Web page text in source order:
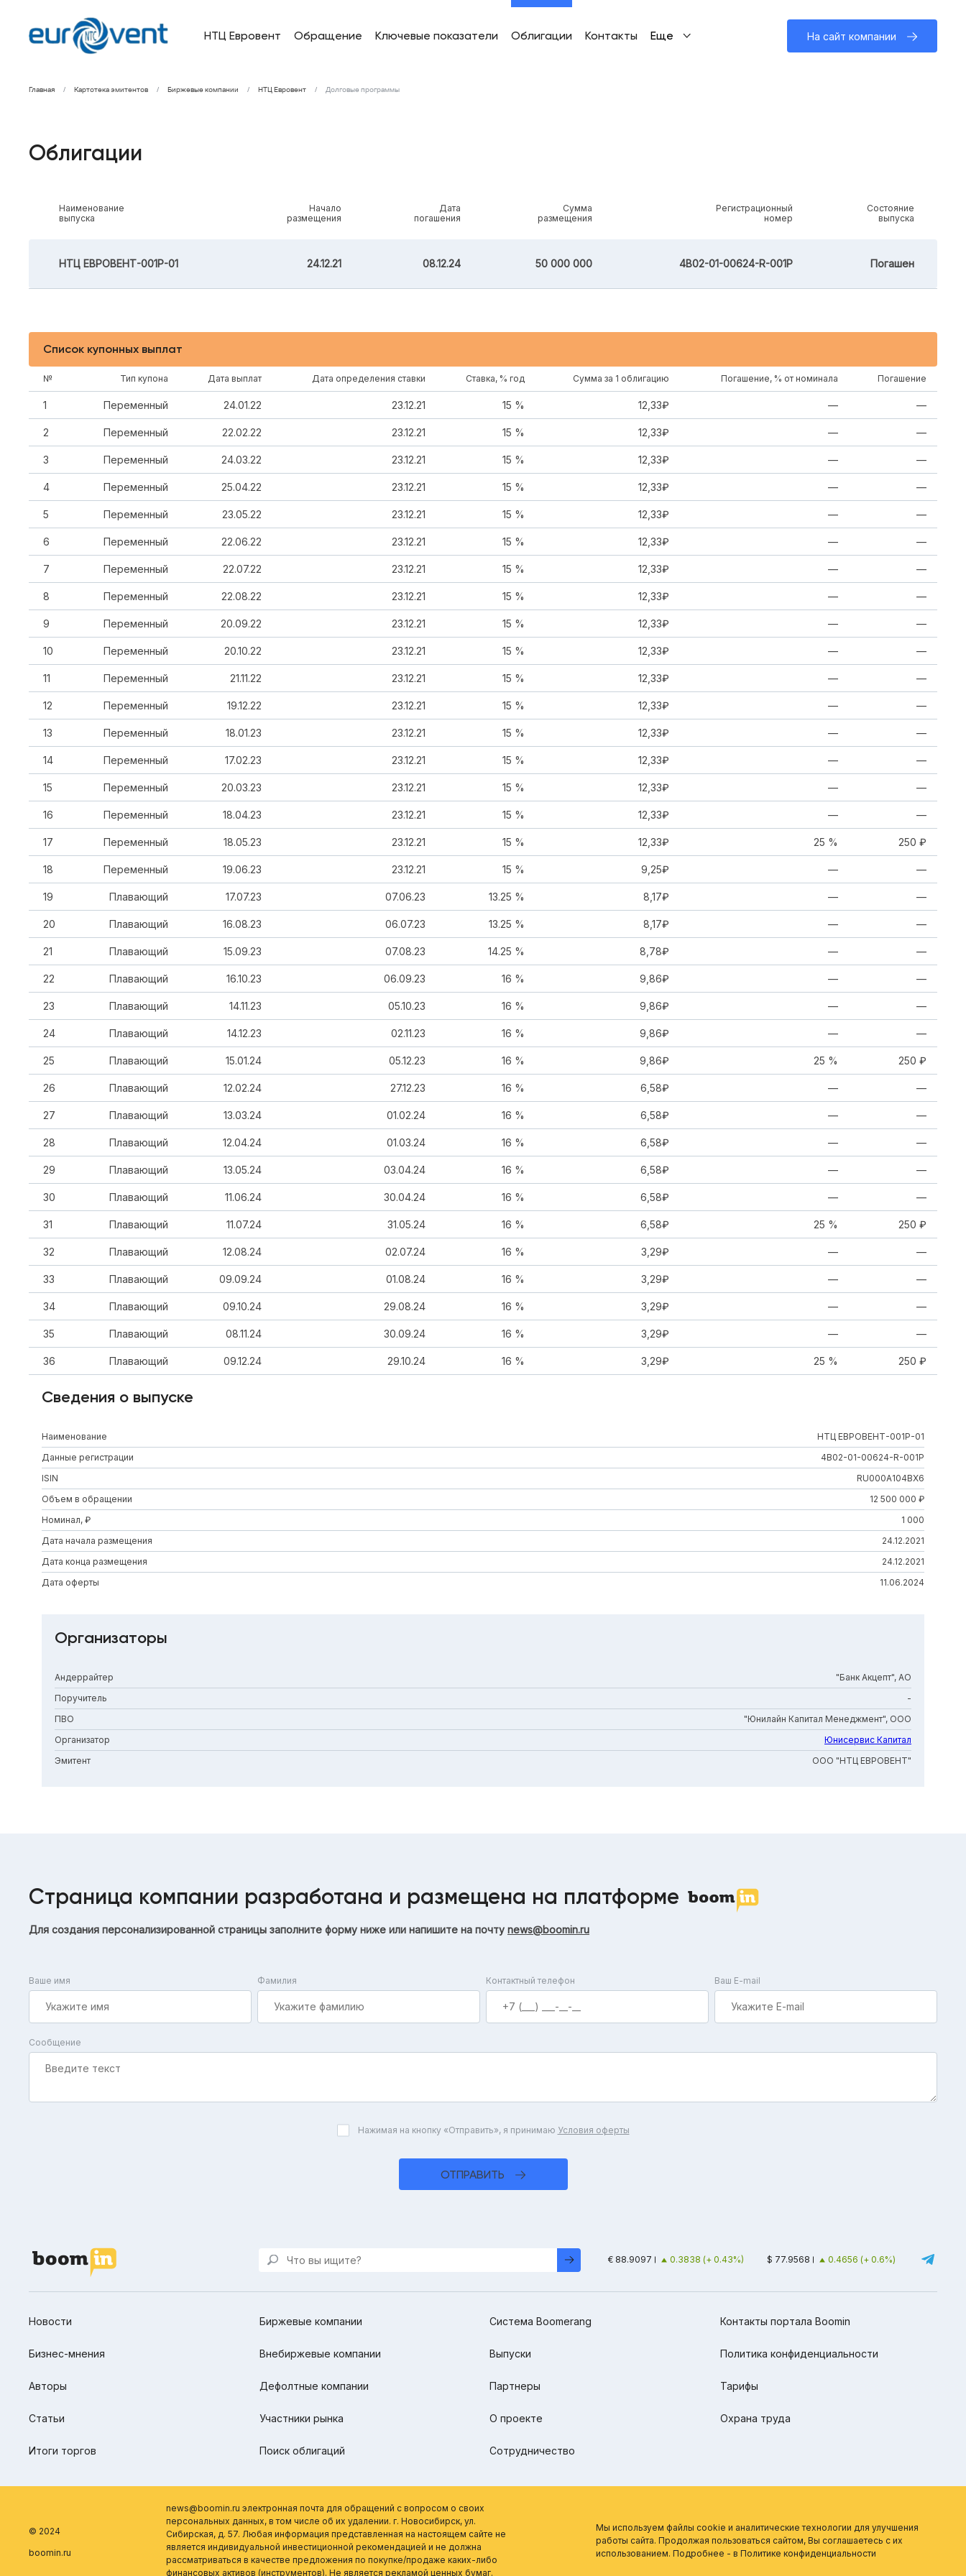
НТЦ Евровент Обращение Ключевые показатели Облигации Контакты Еще На сайт компании
Главная Картотека эмитентов Биржевые компании НТЦ Евровент Долговые программы
Облигации
Наименование
выпуска
Начало
размещения
Дата
погашения
Сумма
размещения
Регистрационный
номер
Состояние
выпуска
НТЦ ЕВРОВЕНТ-001Р-01 24.12.21 08.12.24 50 000 000 4B02-01-00624-R-001P Погашен
Список купонных выплат
№ Тип купона Дата выплат Дата определения ставки Ставка, % год Сумма за 1 облигацию Погашение, % от номинала Погашение
1 Переменный 24.01.22 23.12.21 15 % 12,33₽ — —
2 Переменный 22.02.22 23.12.21 15 % 12,33₽ — —
3 Переменный 24.03.22 23.12.21 15 % 12,33₽ — —
4 Переменный 25.04.22 23.12.21 15 % 12,33₽ — —
5 Переменный 23.05.22 23.12.21 15 % 12,33₽ — —
6 Переменный 22.06.22 23.12.21 15 % 12,33₽ — —
7 Переменный 22.07.22 23.12.21 15 % 12,33₽ — —
8 Переменный 22.08.22 23.12.21 15 % 12,33₽ — —
9 Переменный 20.09.22 23.12.21 15 % 12,33₽ — —
10 Переменный 20.10.22 23.12.21 15 % 12,33₽ — —
11 Переменный 21.11.22 23.12.21 15 % 12,33₽ — —
12 Переменный 19.12.22 23.12.21 15 % 12,33₽ — —
13 Переменный 18.01.23 23.12.21 15 % 12,33₽ — —
14 Переменный 17.02.23 23.12.21 15 % 12,33₽ — —
15 Переменный 20.03.23 23.12.21 15 % 12,33₽ — —
16 Переменный 18.04.23 23.12.21 15 % 12,33₽ — —
17 Переменный 18.05.23 23.12.21 15 % 12,33₽ 25 % 250 ₽
18 Переменный 19.06.23 23.12.21 15 % 9,25₽ — —
19 Плавающий 17.07.23 07.06.23 13.25 % 8,17₽ — —
20 Плавающий 16.08.23 06.07.23 13.25 % 8,17₽ — —
21 Плавающий 15.09.23 07.08.23 14.25 % 8,78₽ — —
22 Плавающий 16.10.23 06.09.23 16 % 9,86₽ — —
23 Плавающий 14.11.23 05.10.23 16 % 9,86₽ — —
24 Плавающий 14.12.23 02.11.23 16 % 9,86₽ — —
25 Плавающий 15.01.24 05.12.23 16 % 9,86₽ 25 % 250 ₽
26 Плавающий 12.02.24 27.12.23 16 % 6,58₽ — —
27 Плавающий 13.03.24 01.02.24 16 % 6,58₽ — —
28 Плавающий 12.04.24 01.03.24 16 % 6,58₽ — —
29 Плавающий 13.05.24 03.04.24 16 % 6,58₽ — —
30 Плавающий 11.06.24 30.04.24 16 % 6,58₽ — —
31 Плавающий 11.07.24 31.05.24 16 % 6,58₽ 25 % 250 ₽
32 Плавающий 12.08.24 02.07.24 16 % 3,29₽ — —
33 Плавающий 09.09.24 01.08.24 16 % 3,29₽ — —
34 Плавающий 09.10.24 29.08.24 16 % 3,29₽ — —
35 Плавающий 08.11.24 30.09.24 16 % 3,29₽ — —
36 Плавающий 09.12.24 29.10.24 16 % 3,29₽ 25 % 250 ₽
Сведения о выпуске
Наименование
НТЦ ЕВРОВЕНТ-001Р-01
Данные регистрации
4B02-01-00624-R-001P
ISIN
RU000A104BX6
Объем в обращении
12 500 000 ₽
Номинал, ₽
1 000
Дата начала размещения
24.12.2021
Дата конца размещения
24.12.2021
Дата оферты
11.06.2024
Организаторы
Андеррайтер
"Банк Акцепт", АО
Поручитель
-
ПВО
"Юнилайн Капитал Менеджмент", ООО
Организатор
Юнисервис Капитал
Эмитент
ООО "НТЦ ЕВРОВЕНТ"
Страница компании разработана и размещена на платформе
Для создания персонализированной страницы заполните форму ниже или напишите на почту news@boomin.ru
Ваше имя Фамилия Контактный телефон Ваш E-mail
Сообщение
Нажимая на кнопку «Отправить», я принимаю Условия оферты
ОТПРАВИТЬ
€ 88.9097 0.3838 (+ 0.43%) $ 77.9568 0.4656 (+ 0.6%)
Новости
Бизнес-мнения
Авторы
Статьи
Итоги торгов
Биржевые компании
Внебиржевые компании
Дефолтные компании
Участники рынка
Поиск облигаций
Система Boomerang
Выпуски
Партнеры
О проекте
Сотрудничество
Контакты портала Boomin
Политика конфиденциальности
Тарифы
Охрана труда
© 2024
boomin.ru
news@boomin.ru электронная почта для обращений с вопросом о своих
персональных данных, в том числе об их удалении. г. Новосибирск, ул.
Сибирская, д. 57. Любая информация представленная на настоящем сайте не
является индивидуальной инвестиционной рекомендацией и не должна
рассматриваться в качестве предложения по покупке/продаже каких-либо
финансовых активов (инструментов). Не является рекламой ценных бумаг.
Мы используем файлы cookie и аналитические технологии для улучшения
работы сайта. Продолжая пользоваться сайтом, Вы соглашаетесь с их
использованием. Подробнее - вПолитике конфиденциальности